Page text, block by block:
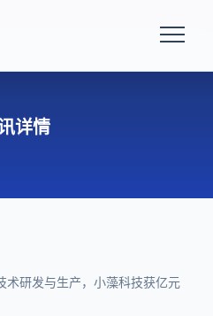
详情
术研发与生产，小藻科技获亿元